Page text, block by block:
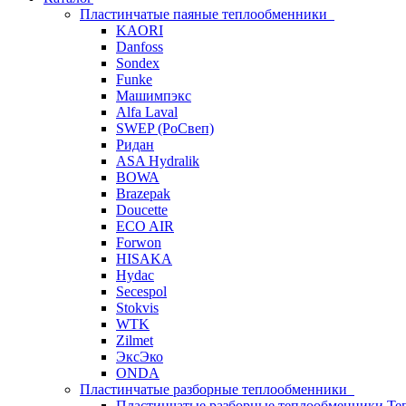
Пластинчатые паяные теплообменники
KAORI
Danfoss
Sondex
Funke
Машимпэкс
Alfa Laval
SWEP (РоСвеп)
Ридан
ASA Hydralik
BOWA
Brazepak
Doucette
ECO AIR
Forwon
HISAKA
Hydac
Secespol
Stokvis
WTK
Zilmet
ЭксЭко
ONDA
Пластинчатые разборные теплообменники